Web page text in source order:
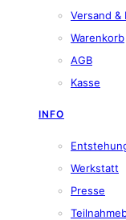
Versand &
Warenkorb
AGB
Kasse
INFO
Werkstatt
Presse